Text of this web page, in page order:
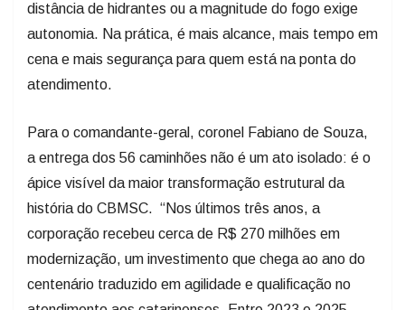
distância de hidrantes ou a magnitude do fogo exige
autonomia. Na prática, é mais alcance, mais tempo em
cena e mais segurança para quem está na ponta do
atendimento.
Para o comandante-geral, coronel Fabiano de Souza,
a entrega dos 56 caminhões não é um ato isolado: é o
ápice visível da maior transformação estrutural da
história do CBMSC. “Nos últimos três anos, a
corporação recebeu cerca de R$ 270 milhões em
modernização, um investimento que chega ao ano do
centenário traduzido em agilidade e qualificação no